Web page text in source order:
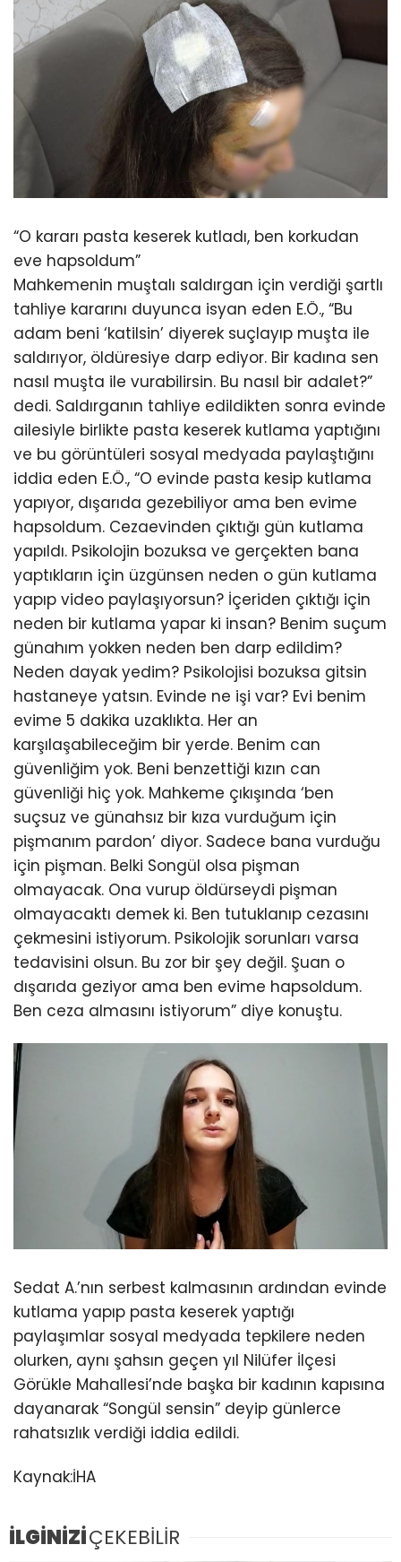
“O kararı pasta keserek kutladı, ben korkudan
eve hapsoldum”
Mahkemenin muştalı saldırgan için verdiği şartlı
tahliye kararını duyunca isyan eden E.Ö., “Bu
adam beni ‘katilsin’ diyerek suçlayıp muşta ile
saldırıyor, öldüresiye darp ediyor. Bir kadına sen
nasıl muşta ile vurabilirsin. Bu nasıl bir adalet?”
dedi. Saldırganın tahliye edildikten sonra evinde
ailesiyle birlikte pasta keserek kutlama yaptığını
ve bu görüntüleri sosyal medyada paylaştığını
iddia eden E.Ö., “O evinde pasta kesip kutlama
yapıyor, dışarıda gezebiliyor ama ben evime
hapsoldum. Cezaevinden çıktığı gün kutlama
yapıldı. Psikolojin bozuksa ve gerçekten bana
yaptıkların için üzgünsen neden o gün kutlama
yapıp video paylaşıyorsun? İçeriden çıktığı için
neden bir kutlama yapar ki insan? Benim suçum
günahım yokken neden ben darp edildim?
Neden dayak yedim? Psikolojisi bozuksa gitsin
hastaneye yatsın. Evinde ne işi var? Evi benim
evime 5 dakika uzaklıkta. Her an
karşılaşabileceğim bir yerde. Benim can
güvenliğim yok. Beni benzettiği kızın can
güvenliği hiç yok. Mahkeme çıkışında ‘ben
suçsuz ve günahsız bir kıza vurduğum için
pişmanım pardon’ diyor. Sadece bana vurduğu
için pişman. Belki Songül olsa pişman
olmayacak. Ona vurup öldürseydi pişman
olmayacaktı demek ki. Ben tutuklanıp cezasını
çekmesini istiyorum. Psikolojik sorunları varsa
tedavisini olsun. Bu zor bir şey değil. Şuan o
dışarıda geziyor ama ben evime hapsoldum.
Ben ceza almasını istiyorum” diye konuştu.
Sedat A.’nın serbest kalmasının ardından evinde
kutlama yapıp pasta keserek yaptığı
paylaşımlar sosyal medyada tepkilere neden
olurken, aynı şahsın geçen yıl Nilüfer İlçesi
Görükle Mahallesi’nde başka bir kadının kapısına
dayanarak “Songül sensin” deyip günlerce
rahatsızlık verdiği iddia edildi.
Kaynak:İHA
İLGİNİZİÇEKEBİLİR